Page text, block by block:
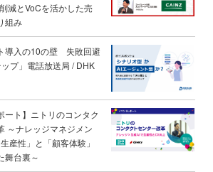
減とVoCを活かした売
組み
導入の10の壁 失敗回避
プ」電話放送局 / DHK
ート】ニトリのコンタク
～ナレッジマネジメン
産性」と「顧客体験」
舞台裏～